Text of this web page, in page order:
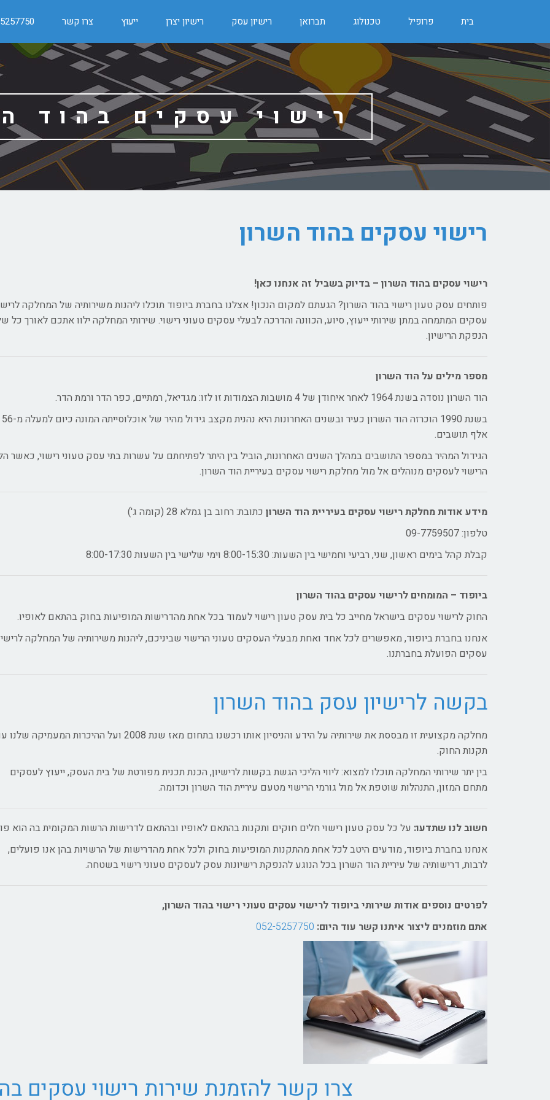
בית פרופיל טכנולוג תברואן רישיון עסק רישיון יצרן ייעוץ צרו קשר
רישוי עסקים בהוד
רישוי עסקים בהוד השרון
רישוי עסקים בהוד השרון – בדיוק בשביל זה אנחנו כאן!
פותחים עסק טעון רישוי בהוד השרון? הגעתם למקום הנכון! אצלנו בחברת ביופוד תוכלו ליהנות משירותיה של המחלקה
עסקים המתמחה במתן שירותי ייעוץ, סיוע, הכוונה והדרכה לבעלי עסקים טעוני רישוי. שירותי המחלקה ילוו אתכם לאורך כל
הנפקת הרישיון.
מספר מילים על הוד השרון
הוד השרון נוסדה בשנת 1964 לאחר איחודן של 4 מושבות הצמודות זו לזו: מגדיאל, רמתיים, כפר הדר ורמת הדר.
בשנת 1990 הוכרזה הוד השרון כעיר ובשנים האחרונות היא נהנית מקצב גידול מהיר של אוכלוסייתה המונה כיום למעלה מ-56
אלף תושבים.
הגידול המהיר במספר התושבים במהלך השנים האחרונות, הוביל בין היתר לפתיחתם על עשרות בתי עסק טעוני רישוי, כאשר
הרישוי לעסקים מנוהלים אל מול מחלקת רישוי עסקים בעיריית הוד השרון.
מידע אודות מחלקת רישוי עסקים בעיריית הוד השרון כתובת: רחוב בן גמלא 28 (קומה ג')
טלפון: 09-7759507
קבלת קהל בימים ראשון, שני, רביעי וחמישי בין השעות: 8:00-15:30 וימי שלישי בין השעות 8:00-17:30
ביופוד – המומחים לרישוי עסקים בהוד השרון
החוק לרישוי עסקים בישראל מחייב כל בית עסק טעון רישוי לעמוד בכל אחת מהדרישות המופיעות בחוק בהתאם לאופיו.
אנחנו בחברת ביופוד, מאפשרים לכל אחד ואחת מבעלי העסקים טעוני הרישוי שביניכם, ליהנות משירותיה של המחלקה
עסקים הפועלת בחברתנו.
בקשה לרישיון עסק בהוד השרון
מחלקה מקצועית זו מבססת את שירותיה על הידע והניסיון אותו רכשנו בתחום מאז שנת 2008 ועל ההיכרות המעמיקה
תקנות החוק.
בין יתר שירותי המחלקה תוכלו למצוא: ליווי הליכי הגשת בקשות לרישיון, הכנת תכנית מפורטת של בית העסק, ייעוץ לעסקים
מתחם המזון, התנהלות שוטפת אל מול גורמי הרישוי מטעם עיריית הוד השרון וכדומה.
חשוב לנו שתדעו: על כל עסק טעון רישוי חלים חוקים ותקנות בהתאם לאופיו ובהתאם לדרישות הרשות המקומית בה הוא
אנחנו בחברת ביופוד, מודעים היטב לכל אחת מהתקנות המופיעות בחוק ולכל אחת מהדרישות של הרשויות בהן אנו פועלים,
לרבות, דרישותיה של עיריית הוד השרון בכל הנוגע להנפקת רישיונות עסק לעסקים טעוני רישוי בשטחה.
לפרטים נוספים אודות שירותי ביופוד לרישוי עסקים טעוני רישוי בהוד השרון,
אתם מוזמנים ליצור איתנו קשר עוד היום: 052-5257750
צרו קשר להזמנת שירות רישוי עסקים